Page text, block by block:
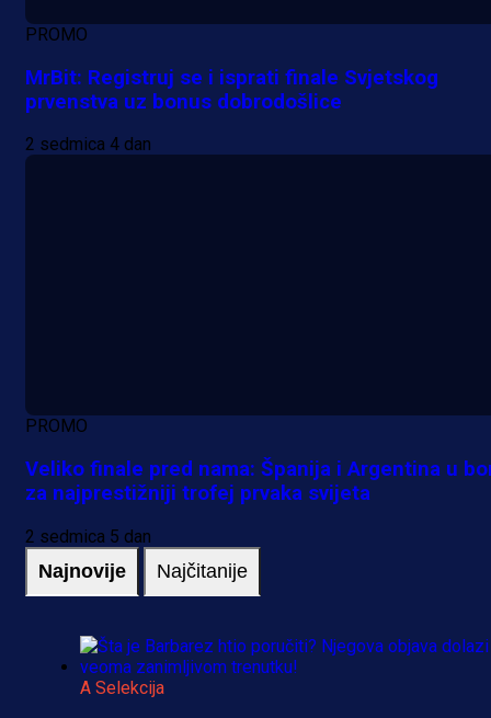
PROMO
MrBit: Registruj se i isprati finale Svjetskog
prvenstva uz bonus dobrodošlice
2 sedmica 4 dan
PROMO
Veliko finale pred nama: Španija i Argentina u
za najprestižniji trofej prvaka svijeta
2 sedmica 5 dan
Najnovije Najčitanije
A Selekcija